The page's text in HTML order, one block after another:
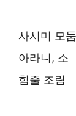
사시미 모
아라니, 소
힘줄 조림